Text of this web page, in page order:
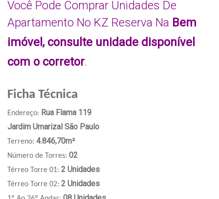
Você Pode Comprar Unidades De
Apartamento No KZ Reserva Na Bem
imóvel, consulte unidade disponível
com o corretor.
Ficha Técnica
Endereço: Rua Flama 119
Jardim Umarizal São Paulo
Terreno: 4.846,70m²
Número de Torres: 02
Térreo Torre 01: 2 Unidades
Térreo Torre 02: 2 Unidades